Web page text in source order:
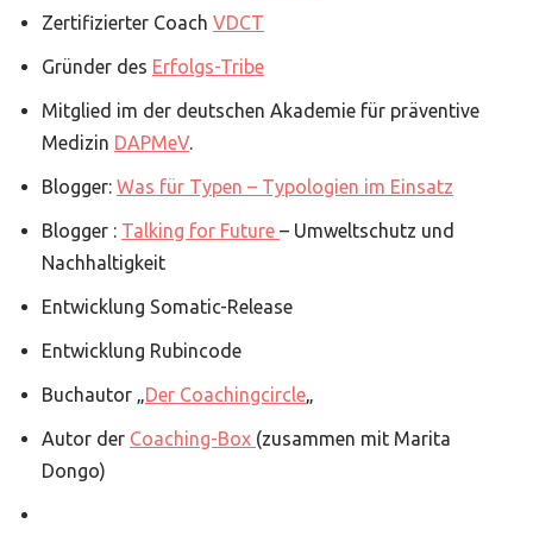
Zertifizierter Coach VDCT
Gründer des Erfolgs-Tribe
Mitglied im der deutschen Akademie für präventive
Medizin DAPMeV.
Blogger: Was für Typen – Typologien im Einsatz
Blogger : Talking for Future – Umweltschutz und
Nachhaltigkeit
Entwicklung Somatic-Release
Entwicklung Rubincode
Buchautor „Der Coachingcircle„
Autor der Coaching-Box (zusammen mit Marita
Dongo)